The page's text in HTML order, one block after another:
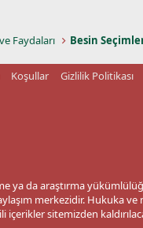
Faydaları Besin
Koşullar Gizlilik Politikası
ya da araştırma
merkezidir. Hukuka ve
sitemizden